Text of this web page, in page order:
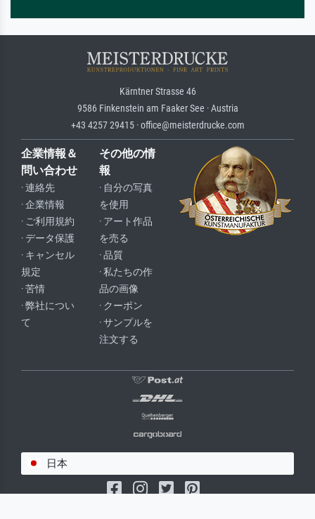
Kärntner Strasse 46
9586 Finkenstein am Faaker See · Austria
+43 4257 29415 · office@meisterdrucke.com
企業情報＆
問い合わせ
· 連絡先
· 企業情報
· ご利用規約
· データ保護
· キャンセル
規定
· 苦情
· 弊社につい
て
その他の情
報
· 自分の写真
を使用
· アート作品
を売る
· 品質
· 私たちの作
品の画像
· クーポン
· サンプルを
注文する
日本